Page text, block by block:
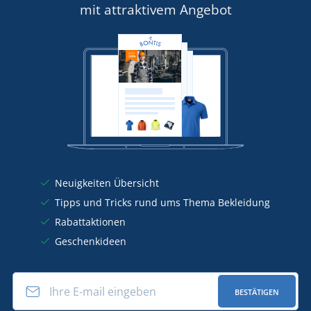
mit attraktivem Angebot
Neuigkeiten Übersicht
Tipps und Tricks rund ums Thema Bekleidung
Rabattaktionen
Geschenkideen
BESTÄTIGEN